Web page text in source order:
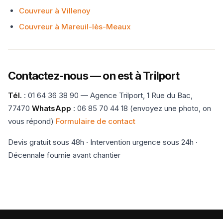
Couvreur à Villenoy
Couvreur à Mareuil-lès-Meaux
Contactez-nous — on est à Trilport
Tél. : 01 64 36 38 90 — Agence Trilport, 1 Rue du Bac,
77470 WhatsApp : 06 85 70 44 18 (envoyez une photo, on
vous répond) Formulaire de contact
Devis gratuit sous 48h · Intervention urgence sous 24h ·
Décennale fournie avant chantier